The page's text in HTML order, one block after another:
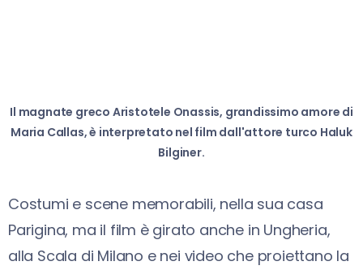
Il magnate greco Aristotele Onassis, grandissimo amore di
Maria Callas, è interpretato nel film dall'attore turco Haluk
Bilginer.
Costumi e scene memorabili, nella sua casa
Parigina, ma il film è girato anche in Ungheria,
alla Scala di Milano e nei video che proiettano la